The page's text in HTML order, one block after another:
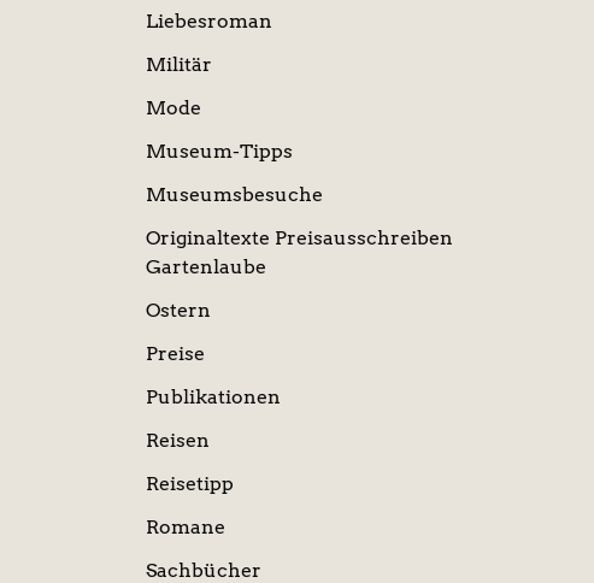
Liebesroman
Militär
Mode
Museum-Tipps
Museumsbesuche
Originaltexte Preisausschreiben
Gartenlaube
Ostern
Preise
Publikationen
Reisen
Reisetipp
Romane
Sachbücher